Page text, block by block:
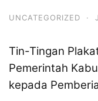
UNCATEGORIZED ·
Tin-Tingan
Pemerintah
kepada